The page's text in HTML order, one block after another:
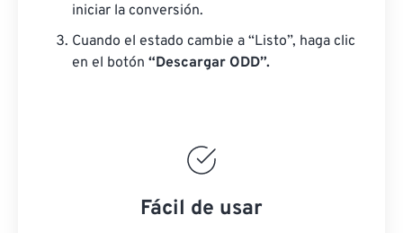
iniciar la conversión.
Cuando el estado cambie a “Listo”, haga clic
en el botón “Descargar ODD”.
Fácil de usar